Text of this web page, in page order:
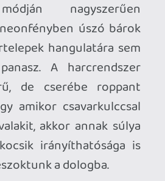
ki a fejlesztők a
és az ellenfelek
a konkurencia közé
közé
- na, ezek közül
mert
suhogtatható
vannak kéznél, és
eltörik, a
mert az ellenfelek
a megragadást,
tök esetleges hogy
de jó esetben nem
a kamerával. A
gyógyításhoz meg